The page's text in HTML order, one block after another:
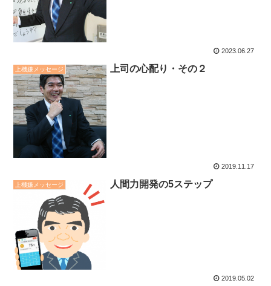
2023.06.27
上機嫌メッセージ 上司の心配り・その２
2019.11.17
上機嫌メッセージ 人間力開発の5ステップ
2019.05.02